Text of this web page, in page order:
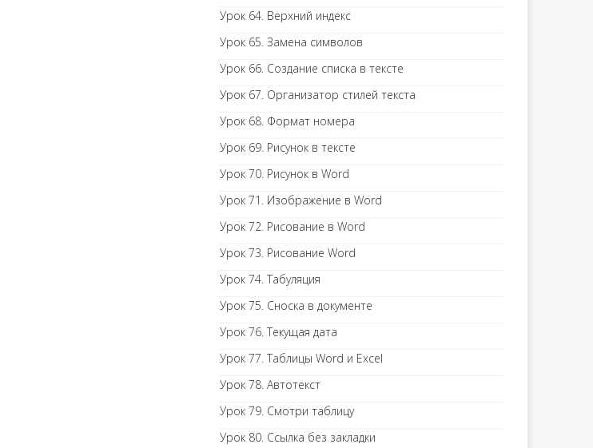
Урок 64. Верхний индекс
Урок 65. Замена символов
Урок 66. Создание списка в тексте
Урок 67. Организатор стилей текста
Урок 68. Формат номера
Урок 69. Рисунок в тексте
Урок 70. Рисунок в Word
Урок 71. Изображение в Word
Урок 72. Рисование в Word
Урок 73. Рисование Word
Урок 74. Табуляция
Урок 75. Сноска в документе
Урок 76. Текущая дата
Урок 77. Таблицы Word и Excel
Урок 78. Автотекст
Урок 79. Смотри таблицу
Урок 80. Ссылка без закладки